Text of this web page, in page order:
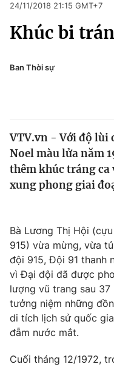
Chuyên mục
Chính trị
Pháp luật
Y tế
Tin tức
Thế giới đó đây
Câu chuyện quốc tế
Kinh tế
Tài chính
Thị trường
Góc doanh nghiệp
Dữ liệu và đời sống
Truyền hình
Phim VTV
Hậu trường
Xã hội
Pháp luật
Truyền hình
Công nghệ
Giáo dục
24/11/2018 21:15 GMT+7
Khúc bi
Ban Thời sự
VTV.vn - Với độ lùi
Noel màu lửa năm
thêm khúc tráng
xung phong giai
Bà Lương Thị Hội
915) vừa mừng, vừa
đội 915, Đội 91 thanh
vì Đại đội đã được
lượng vũ trang sau
tưởng niệm những
di tích lịch sử quốc
đẫm nước mắt.
Cuối tháng 12/1972,